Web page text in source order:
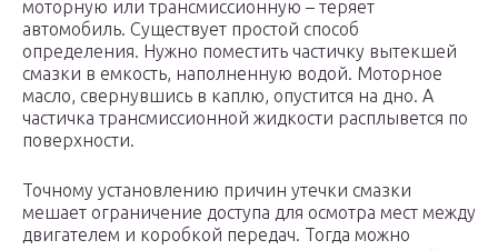
моторную или трансмиссионную – теряет
автомобиль. Существует простой способ
определения. Нужно поместить частичку вытекшей
смазки в емкость, наполненную водой. Моторное
масло, свернувшись в каплю, опустится на дно. А
частичка трансмиссионной жидкости расплывется по
поверхности.
Точному установлению причин утечки смазки
мешает ограничение доступа для осмотра мест между
двигателем и коробкой передач. Тогда можно